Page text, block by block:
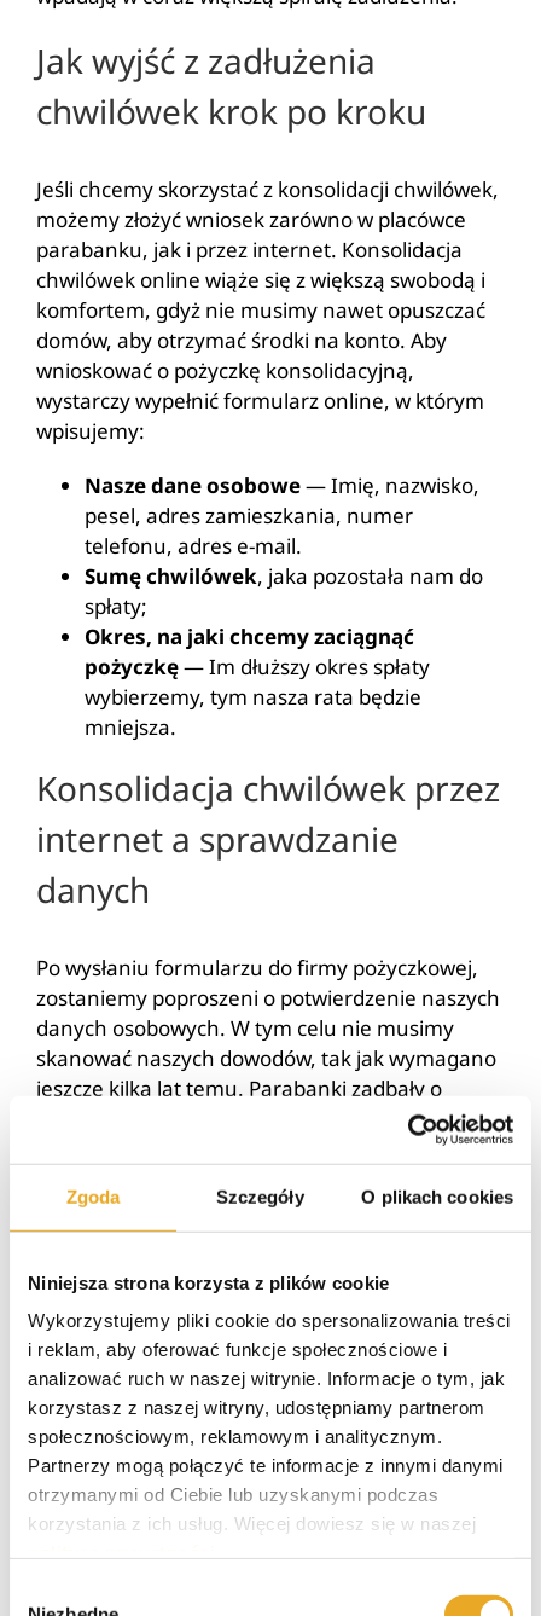
Zgoda Szczegóły O plikach cookies
Niniejsza strona korzysta z plików cookie
Wykorzystujemy pliki cookie do spersonalizowania treści
i reklam, aby oferować funkcje społecznościowe i
analizować ruch w naszej witrynie. Informacje o tym, jak
korzystasz z naszej witryny, udostępniamy partnerom
społecznościowym, reklamowym i analitycznym.
Partnerzy mogą połączyć te informacje z innymi danymi
otrzymanymi od Ciebie lub uzyskanymi podczas
korzystania z ich usług. Więcej dowiesz się w naszej
Jak wyjść z zadłużenia
chwilówek krok po kroku
Jeśli chcemy skorzystać z konsolidacji chwilówek,
możemy złożyć wniosek zarówno w placówce
parabanku, jak i przez internet. Konsolidacja
chwilówek online wiąże się z większą swobodą i
komfortem, gdyż nie musimy nawet opuszczać
domów, aby otrzymać środki na konto. Aby
wnioskować o pożyczkę konsolidacyjną,
wystarczy wypełnić formularz online, w którym
wpisujemy:
Nasze dane osobowe— Imię, nazwisko,
pesel, adres zamieszkania, numer
telefonu, adres e-mail.
Sumę chwilówek, jaka pozostała nam do
spłaty;
Okres, na jaki chcemy zaciągnąć
pożyczkę— Im dłuższy okres spłaty
wybierzemy, tym nasza rata będzie
mniejsza.
Konsolidacja chwilówek przez
internet a sprawdzanie
danych
Po wysłaniu formularzu do firmy pożyczkowej,
zostaniemy poproszeni o potwierdzenie naszych
danych osobowych. W tym celu nie musimy
skanować naszych dowodów, tak jak wymagano
jeszcze kilka lat temu. Parabanki zadbały o
pożyczkobiorców i umożliwiają weryfikację
metod. Możemy bowiem przekazać nasze dane
do instytucji za pomocą przelewu
weryfikacyjnego w kwocie 1-10 groszy lub
skorzystać z aplikacji mobilnej. Druga opcja
oferowana jest jedynie przez kilka firm, jednak
warto sprawdzić, czy dany parabank nie posiada
takiej możliwości. Dzięki temu oszczędzimy czas,
gdyż dane osobowe przesłane przez aplikację
trafiają niemalże natychmiast do firmy
pożyczkowej.
Następnie pozostaje nam czekać na decyzję
kredytową. Zazwyczaj proces jest